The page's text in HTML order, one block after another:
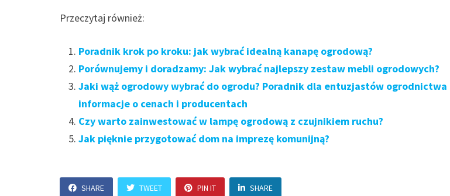
Przeczytaj również:
Poradnik krok po kroku: jak wybrać idealną kanapę ogrodową?
Porównujemy i doradzamy: Jak wybrać najlepszy zestaw mebli ogrodowych?
Jaki wąż ogrodowy wybrać do ogrodu? Poradnik dla entuzjastów ogrodnictwa
informacje o cenach i producentach
Czy warto zainwestować w lampę ogrodową z czujnikiem ruchu?
Jak pięknie przygotować dom na imprezę komunijną?
SHARE TWEET PIN IT SHARE